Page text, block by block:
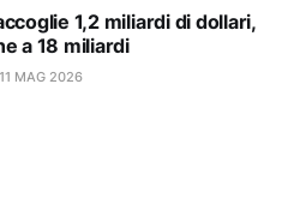
1,2 miliardi di dollari,
a 18 miliardi
11 MAG 2026